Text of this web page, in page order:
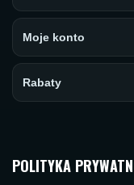
Moje konto
Rabaty
POLITYKA